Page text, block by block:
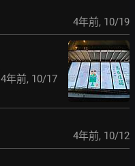
4年前, 10/19
4年前, 10/17
4年前, 10/12